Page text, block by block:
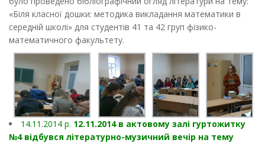
«Біля класної дошки: методика викладання математики в
середній школі» для студентів 41 та 42 груп фізико-
математичного факультету.
14.11.2014 р. 12.11.2014 в актовому залі гуртожитку
№4 відбувся літературно-музичний вечір на тему